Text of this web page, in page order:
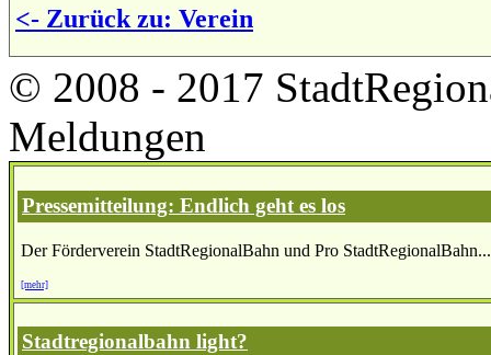
<- Zurück zu: Verein
© 2008 - 2017
Meldungen
Pressemitteilung: Endlich geht es los
Der Förderverein StadtRegionalBahn und Pro StadtRegionalBahn...
[mehr]
Stadtregionalbahn light?